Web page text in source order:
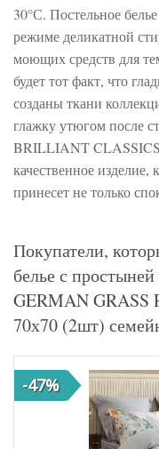
30°С. Постельное
режиме деликатной
моющих средств для
будет тот факт, что
созданы ткани
глажку утюгом после
BRILLIANT
качественное
принесет не только
Покупатели,
белье с
GERMAN GRASS
70х70 (2шт)
-47%